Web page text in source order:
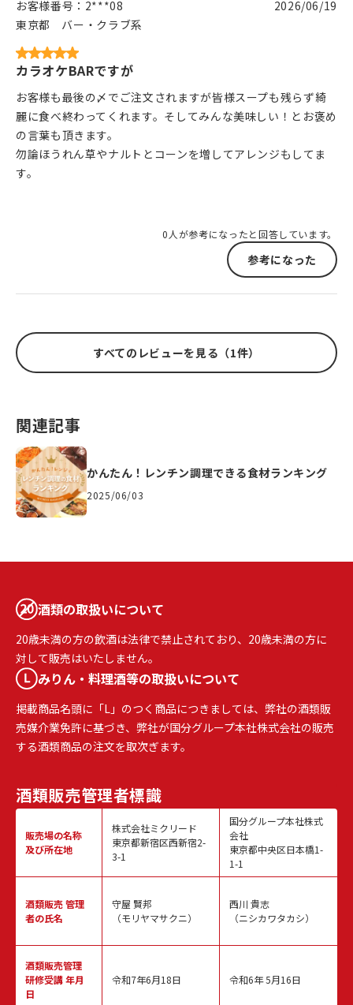
お客様番号： 2***08
東京都
バー・クラブ系
2026/06/19
カラオケBARですが
お客様も最後の〆でご注文されますが皆様スープも残らず綺
麗に食べ終わってくれます。そしてみんな美味しい！とお褒め
の言葉も頂きます。
勿論ほうれん草やナルトとコーンを増してアレンジもしてま
す。
0人が参考になったと回答しています。
参考になった
すべてのレビューを見る（1件）
関連記事
かんたん！レンチン調理できる食材ランキング
2025/06/03
酒類の取扱いについて
20歳未満の方の飲酒は法律で禁止されており、20歳未満の方に
対して販売はいたしません。
みりん・料理酒等の取扱いについて
掲載商品名頭に「L」のつく商品につきましては、弊社の酒類販
売媒介業免許に基づき、弊社が国分グループ本社株式会社の販売
する酒類商品の注文を取次ぎます。
酒類販売管理者標識
販売場の名称
及び所在地
酒類販売管理
者の氏名
酒類販売管理
研修受講 年月
日
株式会社ミクリード
東京都新宿区西新宿2-
3-1
守屋 賢邦
（モリヤマサクニ）
令和7年6月18日
国分グループ本社株式
会社
東京都中央区日本橋1-
1-1
西川 貴志
（ニシカワタカシ）
令和6年 5月16日